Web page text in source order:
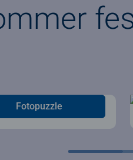
Fotopuzzle